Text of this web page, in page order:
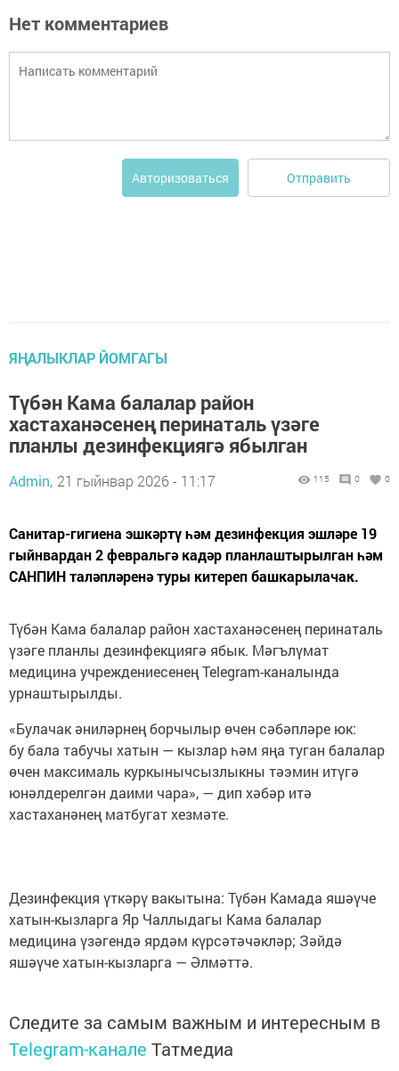
Нет комментариев
Авторизоваться Отправить
ЯҢАЛЫКЛАР ЙОМГАГЫ
Түбән Кама балалар район
хастаханәсенең перинаталь үзәге
планлы дезинфекциягә ябылган
Admin, 21 гыйнвар 2026 - 11:17 115 0 0
Санитар-гигиена эшкәртү һәм дезинфекция эшләре 19
гыйнвардан 2 февральгә кадәр планлаштырылган һәм
САНПИН таләпләренә туры китереп башкарылачак.
Түбән Кама балалар район хастаханәсенең перинаталь
үзәге планлы дезинфекциягә ябык. Мәгълүмат
медицина учреждениесенең Telegram-каналында
урнаштырылды.
«Булачак әниләрнең борчылыр өчен сәбәпләре юк:
бу бала табучы хатын — кызлар һәм яңа туган балалар
өчен максималь куркынычсызлыкны тәэмин итүгә
юнәлдерелгән даими чара», — дип хәбәр итә
хастаханәнең матбугат хезмәте.
Дезинфекция үткәрү вакытына: Түбән Камада яшәүче
хатын-кызларга Яр Чаллыдагы Кама балалар
медицина үзәгендә ярдәм күрсәтәчәкләр; Зәйдә
яшәүче хатын-кызларга — Әлмәттә.
Следите за самым важным и интересным в
Telegram-канале Татмедиа